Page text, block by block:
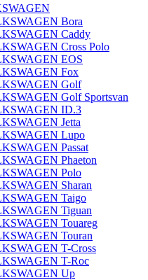
Bora
Caddy
Cross Polo
EOS
Fox
Golf
Golf Sportsvan
ID.3
Jetta
Lupo
Passat
Phaeton
Polo
Sharan
Taigo
Tiguan
Touareg
Touran
T-Cross
T-Roc
Up